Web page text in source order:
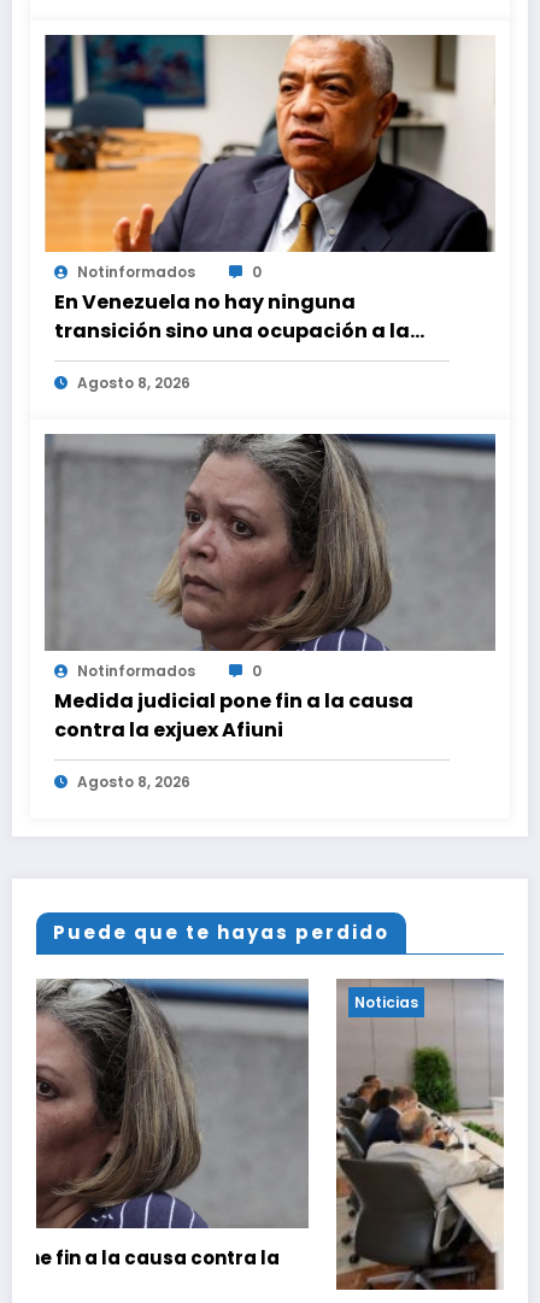
Notinformados 0
En Venezuela no hay ninguna
transición sino una ocupación a la
fuerza
Agosto 8, 2026
Notinformados 0
Medida judicial pone fin a la causa
contra la exjuex Afiuni
Agosto 8, 2026
Puede que te hayas perdido
Noticias